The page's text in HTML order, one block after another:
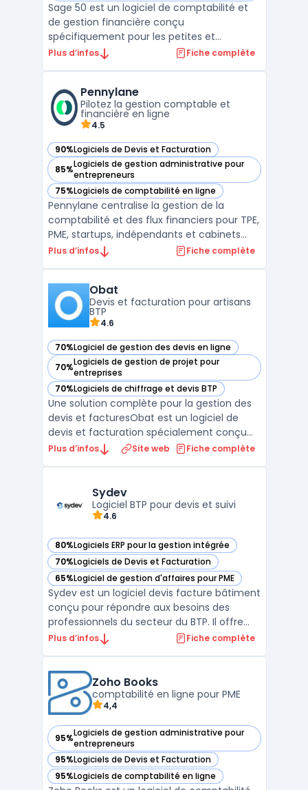
Sage 50 est un logiciel de comptabilité et
de gestion financière conçu
spécifiquement pour les petites et
moyennes entreprises. Avec ses
fournisseurs, la gestion des stocks, la
Plus d’infos Fiche complète
Pennylane
Pilotez la gestion comptable et
financière en ligne
4.5
90%Logiciels de Devis et Facturation
— voir Pennylane dans cette catégorie
85%Logiciels de gestion administrative pour
entrepreneurs
— voir Pennylane dans cette catégorie
75%Logiciels de comptabilité en ligne
— voir Pennylane dans cette catégorie
Pennylane centralise la gestion de la
comptabilité et des flux financiers pour TPE,
PME, startups, indépendants et cabinets
d’expertise comptable. La plateforme SaaS
accès collaboratifs pour clients et experts ...
Plus d’infos Fiche complète
Obat
Devis et facturation pour artisans
BTP
4.6
70%Logiciel de gestion des devis en ligne
— voir Obat dans cette catégorie
70%Logiciels de gestion de projet pour
entreprises
— voir Obat dans cette catégorie
70%Logiciels de chiffrage et devis BTP
— voir Obat dans cette catégorie
Une solution complète pour la gestion des
devis et facturesObat est un logiciel de
devis et facturation spécialement conçu
pour les artisans et les entreprises du BTP. Il
en garantissant une gestion fluide et
efficace ...
Plus d’infos Site web Fiche complète
Sydev
Logiciel BTP pour devis et suivi
4.6
80%Logiciels ERP pour la gestion intégrée
— voir Sydev dans cette catégorie
70%Logiciels de Devis et Facturation
— voir Sydev dans cette catégorie
65%Logiciel de gestion d'affaires pour PME
— voir Sydev dans cette catégorie
Sydev est un logiciel devis facture bâtiment
conçu pour répondre aux besoins des
professionnels du secteur du BTP. Il offre
une solution centralisée pour la gestion des
production de documents conformes aux
régleme ...
Plus d’infos Fiche complète
Zoho Books
comptabilité en ligne pour PME
4,4
95%Logiciels de gestion administrative pour
entrepreneurs
— voir Zoho Books dans cette catégorie
95%Logiciels de Devis et Facturation
— voir Zoho Books dans cette catégorie
95%Logiciels de comptabilité en ligne
— voir Zoho Books dans cette catégorie